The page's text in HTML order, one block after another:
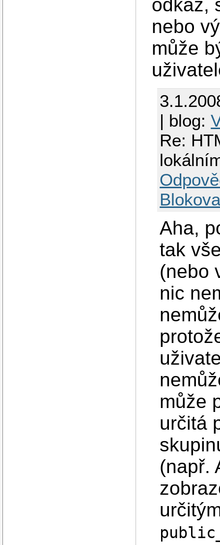
odkaz,
nebo
může
| blog:
Re:
Aha,
tak
(nebo
nic
může
určitá
(např.